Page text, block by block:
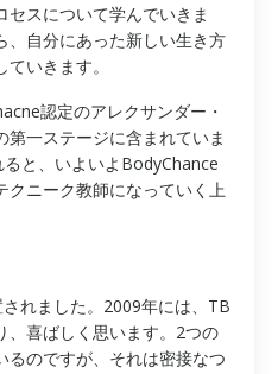
スについて学んでいきま
、自分にあった新しい生き方
いきます。
認定のアレクサンダー・
一ステージに含まれていま
と、いよいよBodyChance
クニーク教師になっていく上
れました。2009年には、TB
、喜ばしく思います。2つの
るのですが、それは密接なつ